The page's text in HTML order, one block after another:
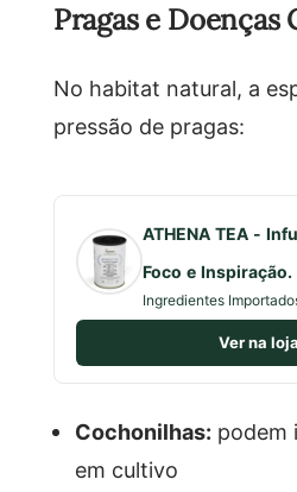
Pragas e Doenças
No habitat natural, a
pressão de pragas:
ATHENA TEA -
Foco e
Ingredientes
Ver na loja
Cochonilhas: podem
em cultivo